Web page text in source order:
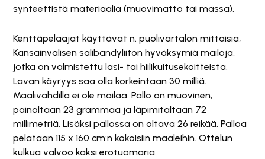
synteettistä materiaalia (muovimatto tai massa).
Kenttäpelaajat käyttävät n. puolivartalon mittaisia,
Kansainvälisen salibandyliiton hyväksymiä mailoja,
jotka on valmistettu lasi- tai hiilikuitusekoitteista.
Lavan käyryys saa olla korkeintaan 30 milliä.
Maalivahdilla ei ole mailaa. Pallo on muovinen,
painoltaan 23 grammaa ja läpimitaltaan 72
millimetriä. Lisäksi pallossa on oltava 26 reikää. Palloa
pelataan 115 x 160 cm:n kokoisiin maaleihin. Ottelun
kulkua valvoo kaksi erotuomaria.